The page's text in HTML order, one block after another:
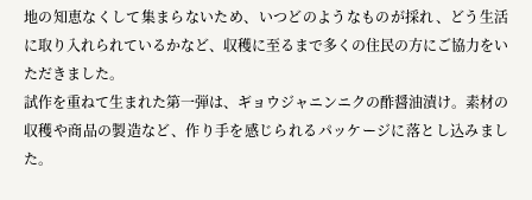
株式会社ITC
オクズミ商事
学校法人加藤学園
地の知恵なくして集まらないため、いつどのようなものが採れ、どう生活
に取り入れられているかなど、収穫に至るまで多くの住民の方にご協力をい
ただきました。
試作を重ねて生まれた第一弾は、ギョウジャニンニクの酢醤油漬け。素材の
収穫や商品の製造など、作り手を感じられるパッケージに落とし込みまし
た。